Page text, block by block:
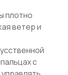
плотно
ветер и
с